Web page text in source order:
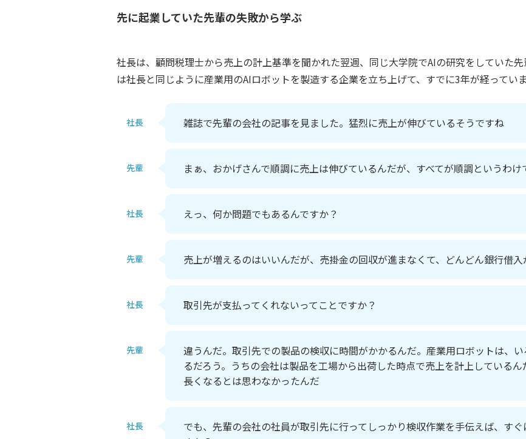
先に起業していた先輩の失敗から学ぶ
社長は、顧問税理士から売上の計上基準を聞かれた翌週、同じ大学院でAIの研究をしていた
は社長と同じように産業用のAIロボットを製造する企業を立ち上げて、すでに3年が経っていま
社長 雑誌で先輩の会社の記事を見ました。猛烈に売上が伸びているそうですね
先輩 まぁ、おかげさんで順調に売上は伸びているんだが、すべてが順調というわけ
社長 えっ、何か問題でもあるんですか？
先輩 売上が増えるのはいいんだが、売掛金の回収が進まなくて、どんどん銀行借
社長 取引先が支払ってくれないってことですか？
先輩
違うんだ。取引先での製品の検収に時間がかかるんだ。産業用ロボットは、
るだろう。うちの会社は製品を工場から出荷した時点で売上を計上している
長くなるとは思わなかったんだ
社長
でも、先輩の会社の社員が取引先に行ってしっかり検収作業を手伝えば、す